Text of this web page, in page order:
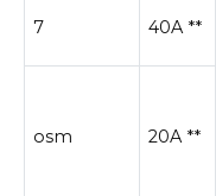
7 40A **
osm 20A **